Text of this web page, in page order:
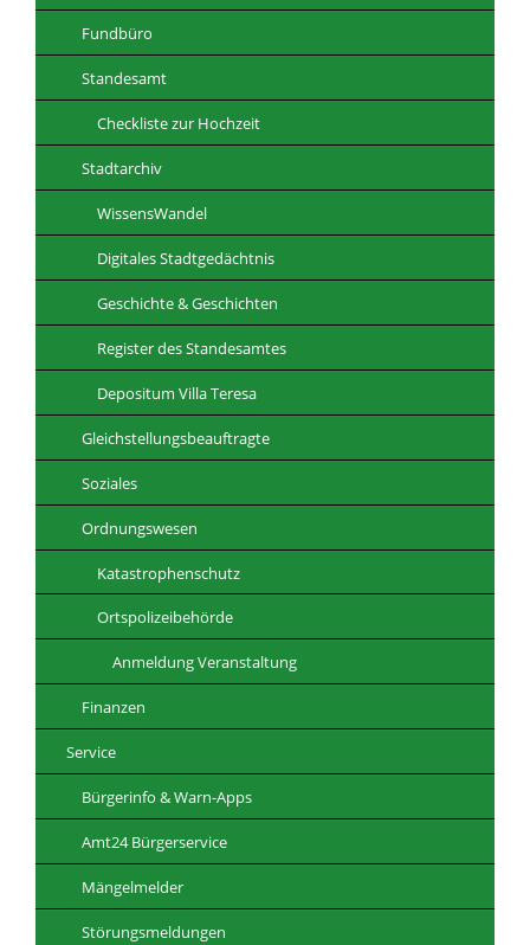
Fundbüro
Standesamt
Checkliste zur Hochzeit
Stadtarchiv
WissensWandel
Digitales Stadtgedächtnis
Geschichte & Geschichten
Register des Standesamtes
Depositum Villa Teresa
Gleichstellungsbeauftragte
Soziales
Ordnungswesen
Katastrophenschutz
Ortspolizeibehörde
Anmeldung Veranstaltung
Finanzen
Service
Bürgerinfo & Warn-Apps
Amt24 Bürgerservice
Mängelmelder
Störungsmeldungen